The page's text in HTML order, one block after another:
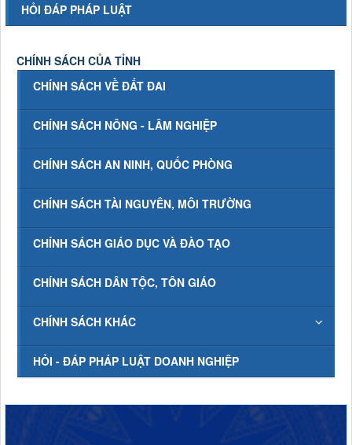
HỎI ĐÁP PHÁP LUẬT
CHÍNH SÁCH CỦA TỈNH
CHÍNH SÁCH VỀ ĐẤT ĐAI
CHÍNH SÁCH NÔNG - LÂM NGHIỆP
CHÍNH SÁCH AN NINH, QUỐC PHÒNG
CHÍNH SÁCH TÀI NGUYÊN, MÔI TRƯỜNG
CHÍNH SÁCH GIÁO DỤC VÀ ĐÀO TẠO
CHÍNH SÁCH DÂN TỘC, TÔN GIÁO
CHÍNH SÁCH KHÁC
HỎI - ĐÁP PHÁP LUẬT DOANH NGHIỆP